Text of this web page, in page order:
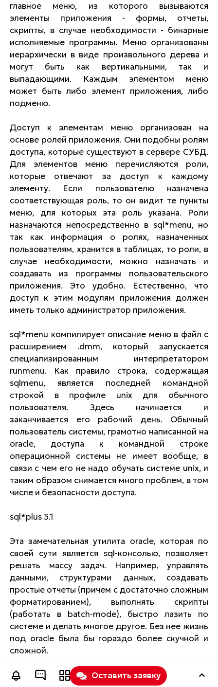
главное меню, из которого вызываются
элементы приложения - формы, отчеты,
скрипты, в случае необходимости - бинарные
исполняемые программы. Меню организованы
иерархически в виде произвольного дерева и
могут быть как вертикальными, так и
выпадающими. Каждым элементом меню
может быть либо элемент приложения, либо
подменю.
Доступ к элементам меню организован на
основе ролей приложения. Они подобны ролям
доступа, которые существуют в сервере СУБД.
Для элементов меню перечисляются роли,
которые отвечают за доступ к каждому
элементу. Если пользователю назначена
соответствующая роль, то он видит те пункты
меню, для которых эта роль указана. Роли
назначаются непосредственно в sql*menu, но
так как информация о ролях, назначенных
пользователям, хранится в таблицах, то роли, в
случае необходимости, можно назначать и
создавать из программы пользовательского
приложения. Это удобно. Естественно, что
доступ к этим модулям приложения должен
иметь только администратор приложения.
sql*menu компилирует описание меню в файл с
расширением .dmm, который запускается
специализированным интерпретатором
runmenu. Как правило строка, содержащая
sqlmenu, является последней командной
строкой в профиле unix для обычного
пользователя. Здесь начинается и
заканчивается его рабочий день. Обычный
пользователь системы, грамотно написанной на
oracle, доступа к командной строке
операционной системы не имеет вообще, в
связи с чем его не надо обучать системе unix, и
таким образом снимается много проблем, в том
числе и безопасности доступа.
sql*plus 3.1
Эта замечательная утилита oracle, которая по
своей сути является sql-консолью, позволяет
решать массу задач. Например, управлять
данными, структурами данных, создавать
простые отчеты (причем с достаточно сложным
форматированием), выполнять скрипты
(работать в batch-mode), быстро лазить по
системе и делать многое другое. Без нее жизнь
под oracle была бы гораздо более скучной и
сложной.
Впрочем, это не избавляет от необходимости
Оставить заявку